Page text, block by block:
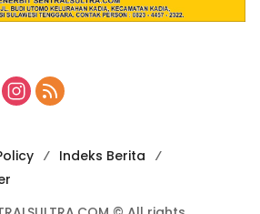
Indeks Berita